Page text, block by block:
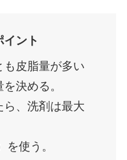
イント
も皮脂量が多い
決める。
ら、洗剤は最大
使う。